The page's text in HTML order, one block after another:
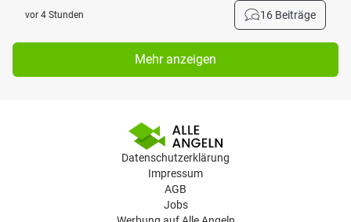
vor 4 Stunden 16 Beiträge
Mehr anzeigen
Datenschutzerklärung
Impressum
AGB
Jobs